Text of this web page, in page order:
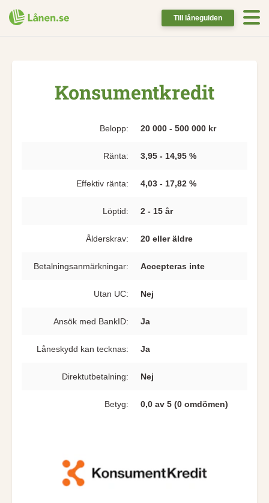
Till låneguiden
Konsumentkredit
Belopp: 20 000 - 500 000 kr
Ränta: 3,95 - 14,95 %
Effektiv ränta: 4,03 - 17,82 %
Löptid: 2 - 15 år
Ålderskrav: 20 eller äldre
Betalningsanmärkningar: Accepteras inte
Utan UC: Nej
Ansök med BankID: Ja
Låneskydd kan tecknas: Ja
Direkt­utbetalning: Nej
Betyg: 0,0 av 5 (0 omdömen)